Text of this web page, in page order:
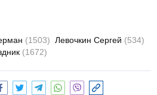
(1503) Левочкин Сергей (534)
(1672)